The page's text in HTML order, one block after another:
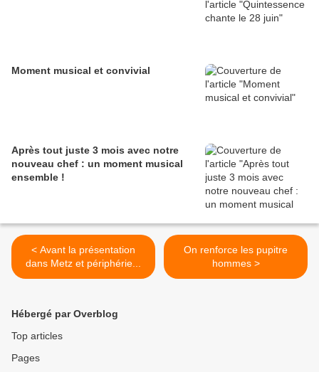
Moment musical et convivial
Après tout juste 3 mois avec notre
nouveau chef : un moment musical
ensemble !
< Avant la présentation
dans Metz et périphérie...
On renforce les pupitre
hommes >
Hébergé par Overblog
Top articles
Pages